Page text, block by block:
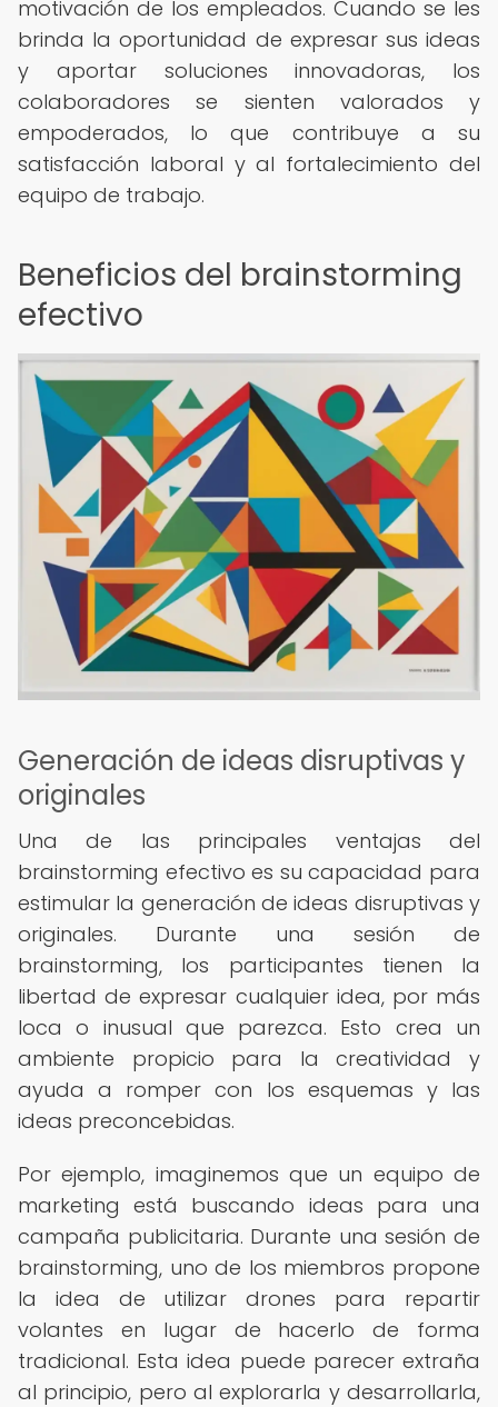
motivación de los empleados. Cuando se les
brinda la oportunidad de expresar sus ideas
y aportar soluciones innovadoras, los
colaboradores se sienten valorados y
empoderados, lo que contribuye a su
satisfacción laboral y al fortalecimiento del
equipo de trabajo.
Beneficios del brainstorming
efectivo
Generación de ideas disruptivas y
originales
Una de las principales ventajas del
brainstorming efectivo es su capacidad para
estimular la generación de ideas disruptivas y
originales. Durante una sesión de
brainstorming, los participantes tienen la
libertad de expresar cualquier idea, por más
loca o inusual que parezca. Esto crea un
ambiente propicio para la creatividad y
ayuda a romper con los esquemas y las
ideas preconcebidas.
Por ejemplo, imaginemos que un equipo de
marketing está buscando ideas para una
campaña publicitaria. Durante una sesión de
brainstorming, uno de los miembros propone
la idea de utilizar drones para repartir
volantes en lugar de hacerlo de forma
tradicional. Esta idea puede parecer extraña
al principio, pero al explorarla y desarrollarla,